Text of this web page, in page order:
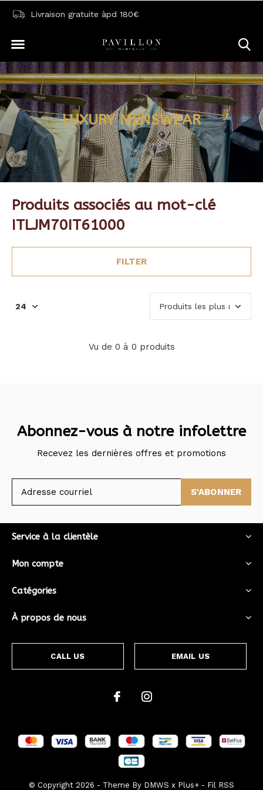
Livraison gratuite àpd 180€
LUXURY MENSWEAR
Produits associés au mot-clé
ITLJM70IT61000
FILTER
Vu de 0 à 0 produits
Abonnez-vous à notre infolettre
Recevez les dernières offres et promotions
S'ABONNER
Service à la clientèle
Mon compte
Catégories
À propos de nous
CALL US EMAIL US
© Copyright 2026 - Theme By DMWS x Plus+ - Fil RSS